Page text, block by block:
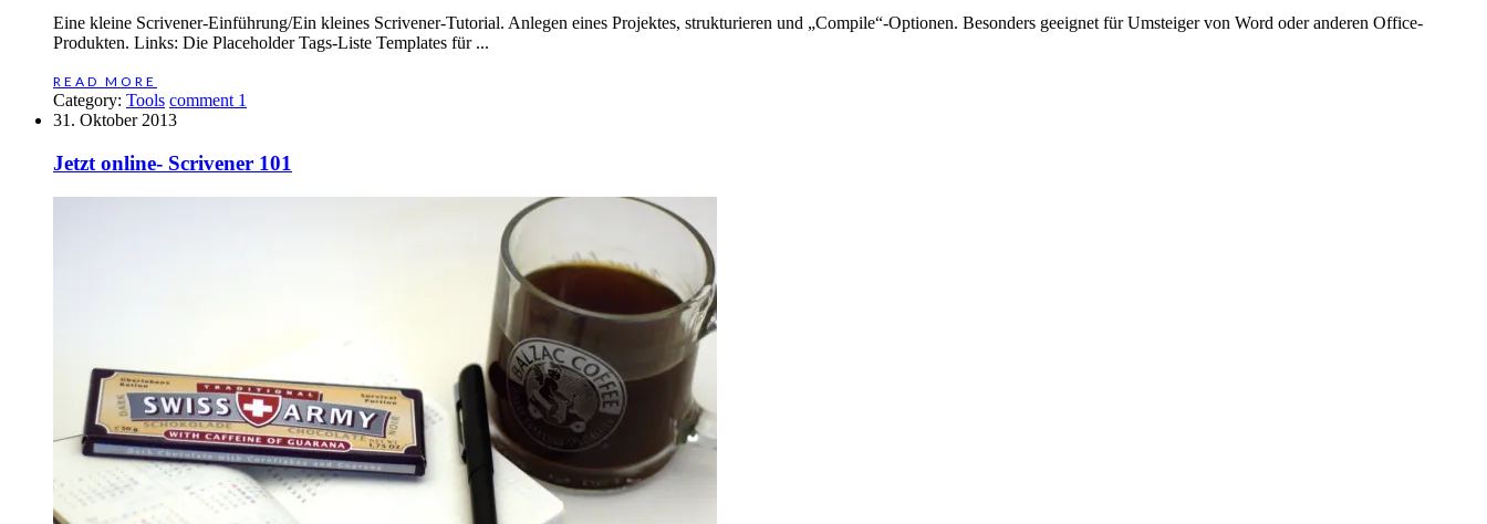
Eine kleine Scrivener-Einführung/Ein kleines Scrivener-Tutorial. Anlegen eines Projektes, strukturieren und „Compile“-Optionen. Besonders geeignet für Umsteiger von Word oder anderen Office-
Produkten. Links: Die Placeholder Tags-Liste Templates für ...
READ MORE
Category: Tools comment 1
31. Oktober 2013
Jetzt online- Scrivener 101